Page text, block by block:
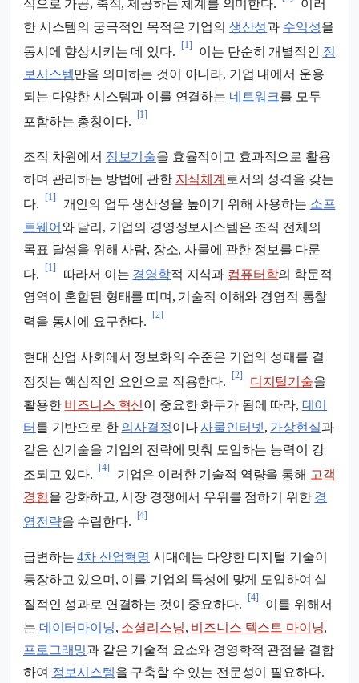
식으로 가공, 축적, 제공하는 체계를 의미한다.
이러
한 시스템의 궁극적인 목적은 기업의 생산성과 수익성을
동시에 향상시키는 데 있다.
[1]
이는 단순히 개별적인 정
보시스템만을 의미하는 것이 아니라, 기업 내에서 운용
되는 다양한 시스템과 이를 연결하는 네트워크를 모두
포함하는 총칭이다.
[1]
조직 차원에서 정보기술을 효율적이고 효과적으로 활용
하며 관리하는 방법에 관한 지식체계 로서의 성격을 갖는
다.
[1]
개인의 업무 생산성을 높이기 위해 사용하는 소프
트웨어 와 달리, 기업의 경영정보시스템은 조직 전체의
목표 달성을 위해 사람, 장소, 사물에 관한 정보를 다룬
다.
[1]
따라서 이는 경영학적 지식과 컴퓨터학의 학문적
영역이 혼합된 형태를 띠며, 기술적 이해와 경영적 통찰
력을 동시에 요구한다.
[2]
현대 산업 사회에서 정보화의 수준은 기업의 성패를 결
정짓는 핵심적인 요인으로 작용한다.
[2]
디지털기술을
활용한 비즈니스 혁신이 중요한 화두가 됨에 따라, 데이
터 를 기반으로 한 의사결정이나사물인터넷, 가상현실과
같은 신기술을 기업의 전략에 맞춰 도입하는 능력이 강
조되고 있다.
[4]
기업은 이러한 기술적 역량을 통해 고객
경험을 강화하고, 시장 경쟁에서 우위를 점하기 위한 경
영전략을 수립한다.
[4]
급변하는4차 산업혁명 시대에는 다양한 디지털 기술이
등장하고 있으며, 이를 기업의 특성에 맞게 도입하여 실
질적인 성과로 연결하는 것이 중요하다.
[4]
이를 위해서
는 데이터마이닝, 소셜리스닝, 비즈니스 텍스트 마이닝,
프로그래밍과 같은 기술적 요소와 경영학적 관점을 결합
하여 정보시스템을 구축할 수 있는 전문성이 필요하다.